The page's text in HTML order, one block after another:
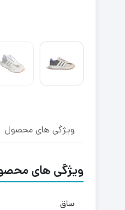
ویژگی های محصول
ویژگی های
ساق